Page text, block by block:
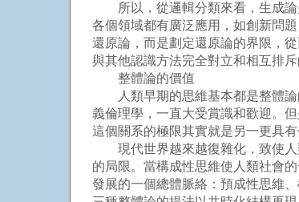
所以，從邏輯分類來看，生成論
各個領域都有廣泛應用，如創新問
還原論，而是劃定還原論的界限，
與其他認識方法完全對立和相互排
整體論的價值
人類早期的思維基本都是整體論
義倫理學，一直大受賞識和歡迎。
這個關系的極限其實就是另一更具有
現代世界越來越復雜化，致使人
的局限。當構成性思維使人類社會
發展的一個總體脈絡：預成性思維